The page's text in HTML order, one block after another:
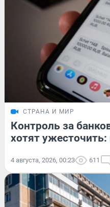
СТРАНА И МИР
Контроль за
хотят ужесточить:
4 августа, 2026, 00:23 611